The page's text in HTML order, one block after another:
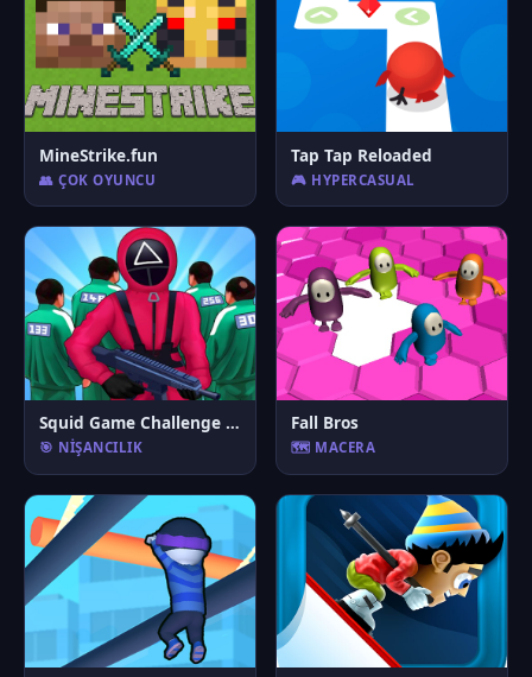
MineStrike.fun
👥 ÇOK OYUNCU
Tap Tap Reloaded
🎮 HYPERCASUAL
Squid Game Challenge 3D
🎯 NIŞANCILIK
Fall Bros
🗺️ MACERA